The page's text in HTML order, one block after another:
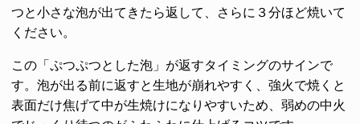
つと小さな泡が出てきたら返して、さらに３分ほど焼いて
ください。
この「ぷつぷつとした泡」が返すタイミングのサインで
す。泡が出る前に返すと生地が崩れやすく、強火で焼くと
表面だけ焦げて中が生焼けになりやすいため、弱めの中火